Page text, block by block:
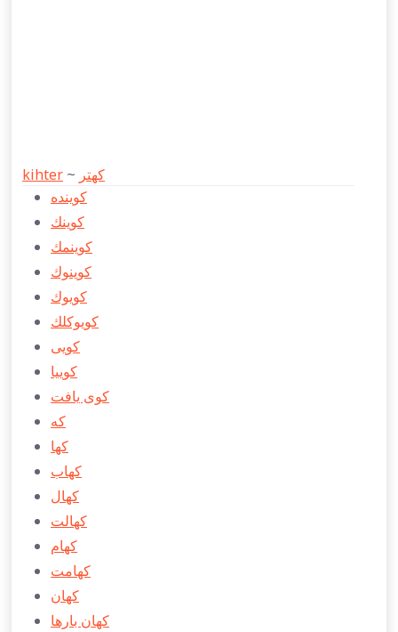
kihter ~ كهتر
كوينده
كوينك
كوينمك
كوينوك
كويوك
كويوكلك
كویی
كوییا
كوی يافت
كه
كها
كهاب
كهال
كهالت
كهام
كهامت
كهان
كهان بارها